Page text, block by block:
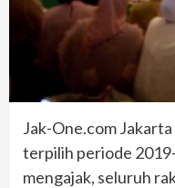
Jak-One.com
terpilih periode
mengajak, seluruh